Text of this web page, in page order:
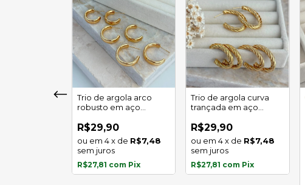
Trio de argola arco
robusto em aço
R$29,90
4x de R$7,48
sem juros
R$27,81 com Pix
Trio de argola curva
trançada em aço
R$29,90
4 x de R$7,48
sem juros
R$27,81 com Pix